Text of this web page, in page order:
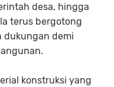
desa, hingga
terus bergotong
dukungan demi
konstruksi yang